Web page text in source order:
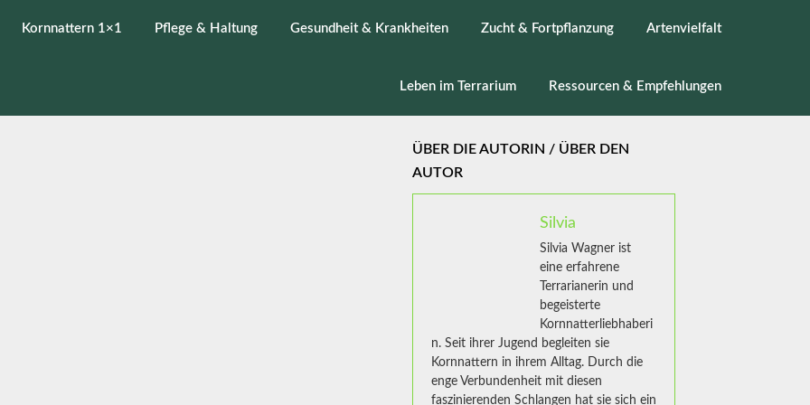
Kornnattern 1×1 Pflege & Haltung Gesundheit & Krankheiten Zucht & Fortpflanzung Artenvielfalt
Leben im Terrarium Ressourcen & Empfehlungen
ÜBER DIE AUTORIN / ÜBER DEN
AUTOR
Silvia
Silvia Wagner ist
eine erfahrene
Terrarianerin und
begeisterte
Kornnatterliebhaberi
n. Seit ihrer Jugend begleiten sie
Kornnattern in ihrem Alltag. Durch die
enge Verbundenheit mit diesen
faszinierenden Schlangen hat sie sich ein